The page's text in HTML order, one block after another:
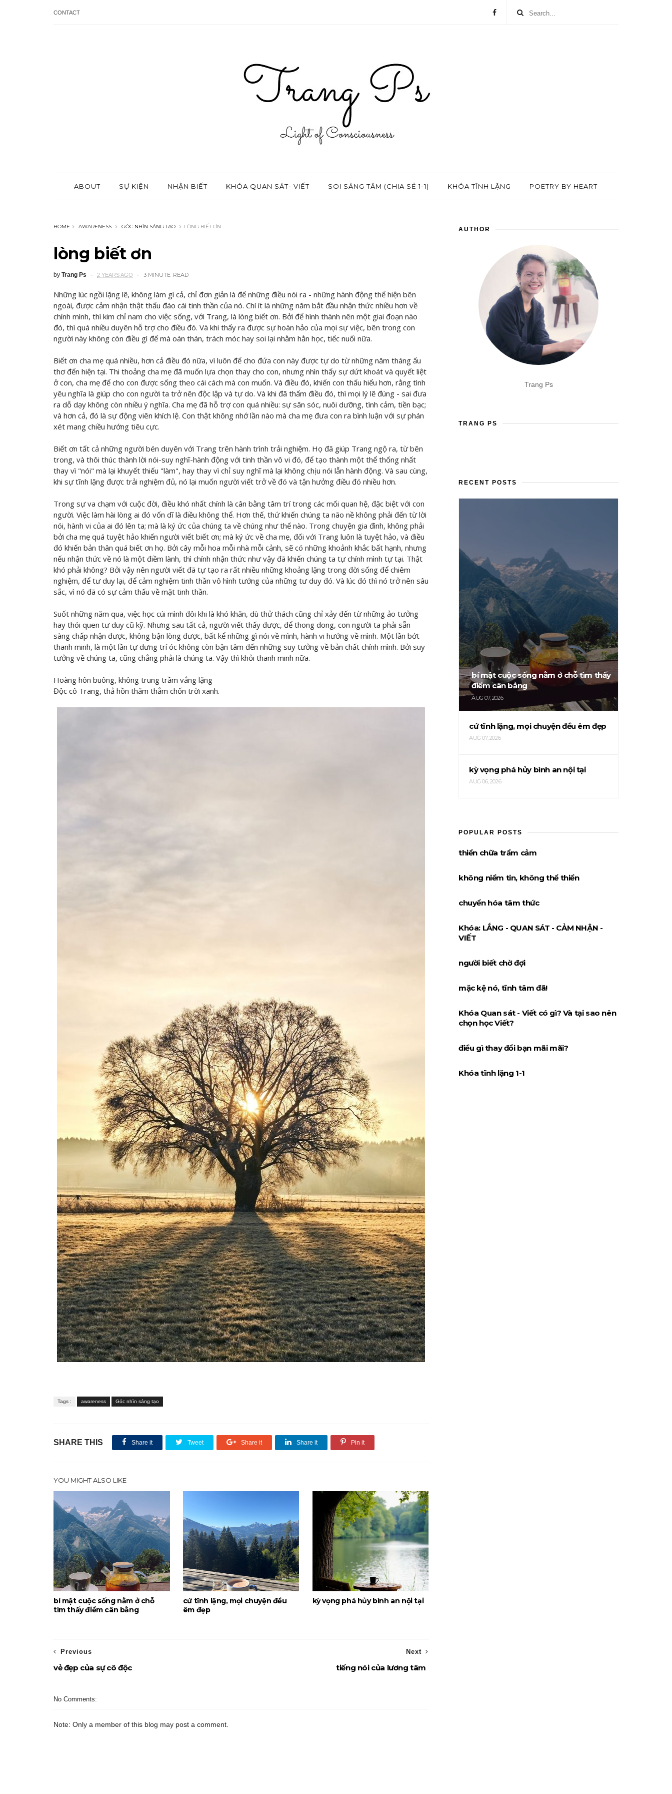
CONTACT
ABOUT SỰ KIỆN NHẬN BIẾT KHÓA QUAN SÁT- VIẾT SOI SÁNG TÂM (CHIA SẺ 1-1) KHÓA TĨNH LẶNG POETRY BY HEART
HOME AWARENESS GÓC NHÌN SÁNG TẠO LÒNG BIẾT ƠN
lòng biết ơn
by Trang Ps 2 YEARS AGO 3 MINUTE READ
Những lúc ngồi lặng lẽ, không làm gì cả, chỉ đơn giản là để những điều nói ra - những hành động thể hiện bên
ngoài, được cảm nhận thật thấu đáo cái tinh thần của nó. Chí ít là những năm bắt đầu nhận thức nhiều hơn về
chính mình, thì kim chỉ nam cho việc sống, với Trang, là lòng biết ơn. Bởi để hình thành nên một giai đoạn nào
đó, thì quá nhiều duyên hỗ trợ cho điều đó. Và khi thấy ra được sự hoàn hảo của mọi sự việc, bên trong con
người này không còn điều gì để mà oán thán, trách móc hay soi lại nhằm hằn học, tiếc nuối nữa.
Biết ơn cha mẹ quá nhiều, hơn cả điều đó nữa, vì luôn để cho đứa con này được tự do từ những năm tháng ấu
thơ đến hiện tại. Thi thoảng cha mẹ đã muốn lựa chọn thay cho con, nhưng nhìn thấy sự dứt khoát và quyết liệt
ở con, cha mẹ để cho con được sống theo cái cách mà con muốn. Và điều đó, khiến con thấu hiểu hơn, rằng tình
yêu nghĩa là giúp cho con người ta trở nên độc lập và tự do. Và khi đã thấm điều đó, thì mọi lý lẽ đúng - sai đưa
ra dỗ dạy không còn nhiều ý nghĩa. Cha mẹ đã hỗ trợ con quá nhiều: sự săn sóc, nuôi dưỡng, tình cảm, tiền bạc;
và hơn cả, đó là sự động viên khích lệ. Con thật không nhớ lần nào mà cha mẹ đưa con ra bình luận với sự phán
xét mang chiều hướng tiêu cực.
Biết ơn tất cả những người bén duyên với Trang trên hành trình trải nghiệm. Họ đã giúp Trang ngộ ra, từ bên
trong, và thôi thúc thành lời nói-suy nghĩ-hành động với tinh thần vô vi đó, để tạo thành một thể thống nhất
thay vì "nói" mà lại khuyết thiếu "làm", hay thay vì chỉ suy nghĩ mà lại không chịu nói lẫn hành động. Và sau cùng,
khi sự tĩnh lặng được trải nghiệm đủ, nó lại muốn người viết trở về đó và tận hưởng điều đó nhiều hơn.
Trong sự va chạm với cuộc đời, điều khó nhất chính là cân bằng tâm trí trong các mối quan hệ, đặc biệt với con
người. Việc làm hài lòng ai đó vốn dĩ là điều không thể. Hơn thế, thứ khiến chúng ta não nề không phải đến từ lời
nói, hành vi của ai đó lên ta; mà là ký ức của chúng ta về chúng như thế nào. Trong chuyện gia đình, không phải
bởi cha mẹ quá tuyệt hảo khiến người viết biết ơn; mà ký ức về cha mẹ, đối với Trang luôn là tuyệt hảo, và điều
đó khiến bản thân quá biết ơn họ. Bởi cây mỗi hoa mỗi nhà mỗi cảnh, sẽ có những khoảnh khắc bất hạnh, nhưng
nếu nhận thức về nó là một điềm lành, thì chính nhận thức như vậy đã khiến chúng ta tự chính mình tự tại. Thật
khó phải không? Bởi vậy nên người viết đã tự tạo ra rất nhiều những khoảng lặng trong đời sống để chiêm
nghiệm, để tư duy lại, để cảm nghiệm tinh thần vô hình tướng của những tư duy đó. Và lúc đó thì nó trở nên sâu
sắc, vì nó đã có sự cảm thấu về mặt tinh thần.
Suốt những năm qua, việc học cúi mình đôi khi là khó khăn, dù thử thách cũng chỉ xảy đến từ những ảo tưởng
hay thói quen tư duy cũ kỹ. Nhưng sau tất cả, người viết thấy được, để thong dong, con người ta phải sẵn
sàng chấp nhận được, không bận lòng được, bất kể những gì nói về mình, hành vi hướng về mình. Một lần bớt
thanh minh, là một lần tự dưng trí óc không còn bận tâm đến những suy tưởng về bản chất chính mình. Bởi suy
tưởng về chúng ta, cũng chẳng phải là chúng ta. Vậy thì khỏi thanh minh nữa.
Hoàng hôn buông, không trung trầm vắng lặng
Độc cô Trang, thả hồn thăm thẳm chốn trời xanh.
Tags : awareness Góc nhìn sáng tạo
SHARE THIS Share it Tweet Share it Share it Pin it
YOU MIGHT ALSO LIKE
bí mật cuộc sống nằm ở chỗ
tìm thấy điểm cân bằng
cứ tĩnh lặng, mọi chuyện đều
êm đẹp
kỳ vọng phá hủy bình an nội tại
Next
tiếng nói của lương tâm
Previous
vẻ đẹp của sự cô độc
No Comments:
Note: Only a member of this blog may post a comment.
AUTHOR
Trang Ps
TRANG PS
RECENT POSTS
bí mật cuộc sống nằm ở chỗ tìm thấy
điểm cân bằng
AUG 07, 2026
cứ tĩnh lặng, mọi chuyện đều êm đẹp
AUG 07, 2026
kỳ vọng phá hủy bình an nội tại
AUG 06, 2026
POPULAR POSTS
thiền chữa trầm cảm
không niềm tin, không thể thiền
chuyển hóa tâm thức
Khóa: LẮNG - QUAN SÁT - CẢM NHẬN -
VIẾT
người biết chờ đợi
mặc kệ nó, tĩnh tâm đã!
Khóa Quan sát - Viết có gì? Và tại sao nên
chọn học Viết?
điều gì thay đổi bạn mãi mãi?
Khóa tĩnh lặng 1-1